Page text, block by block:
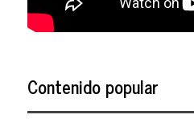
Contenido popular